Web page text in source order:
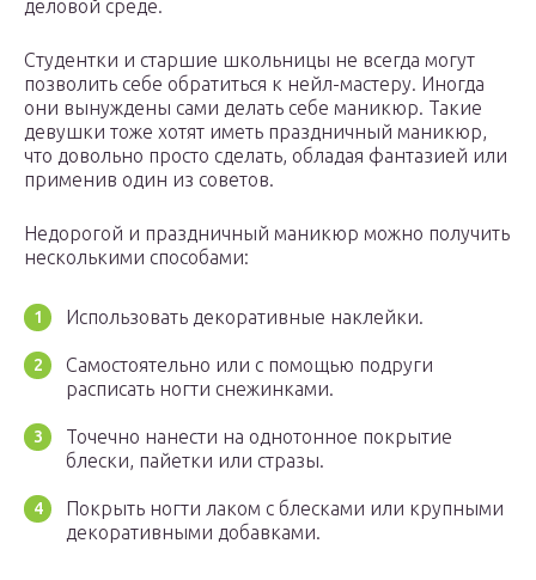
деловой среде.
Студентки и старшие школьницы не всегда могут
позволить себе обратиться к нейл-мастеру. Иногда
они вынуждены сами делать себе маникюр. Такие
девушки тоже хотят иметь праздничный маникюр,
что довольно просто сделать, обладая фантазией или
применив один из советов.
Недорогой и праздничный маникюр можно получить
несколькими способами:
Использовать декоративные наклейки.
Самостоятельно или с помощью подруги
расписать ногти снежинками.
Точечно нанести на однотонное покрытие
блески, пайетки или стразы.
Покрыть ногти лаком с блесками или крупными
декоративными добавками.